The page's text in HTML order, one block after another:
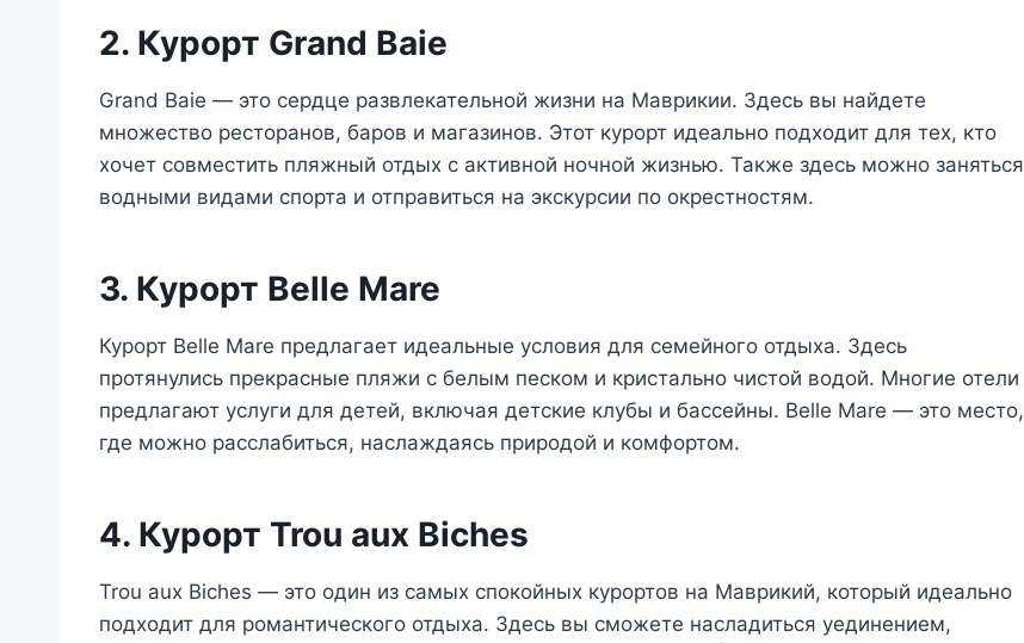
2. Курорт Grand Baie
Grand Baie — это сердце развлекательной жизни на Маврикии. Здесь вы найдете
множество ресторанов, баров и магазинов. Этот курорт идеально подходит для тех, кто
хочет совместить пляжный отдых с активной ночной жизнью. Также здесь можно заняться
водными видами спорта и отправиться на экскурсии по окрестностям.
3. Курорт Belle Mare
Курорт Belle Mare предлагает идеальные условия для семейного отдыха. Здесь
протянулись прекрасные пляжи с белым песком и кристально чистой водой. Многие отели
предлагают услуги для детей, включая детские клубы и бассейны. Belle Mare — это место,
где можно расслабиться, наслаждаясь природой и комфортом.
4. Курорт Trou aux Biches
Trou aux Biches — это один из самых спокойных курортов на Маврикий, который идеально
подходит для романтического отдыха. Здесь вы сможете насладиться уединением,